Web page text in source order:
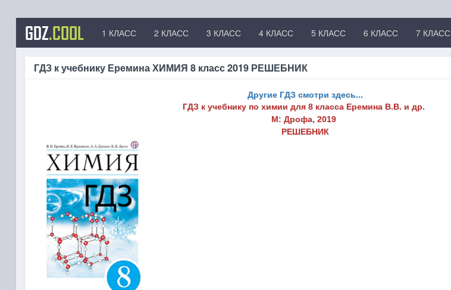
GDZ.COOL 1 КЛАСС 2 КЛАСС 3 КЛАСС 4 КЛАСС 5 КЛАСС 6 КЛАСС 7 КЛАСС
ГДЗ к учебнику Еремина ХИМИЯ 8 класс 2019 РЕШЕБНИК
Другие ГДЗ смотри здесь...
ГДЗ к учебнику по химии для 8 класса Еремина В.В. и др.
М: Дрофа, 2019
РЕШЕБНИК